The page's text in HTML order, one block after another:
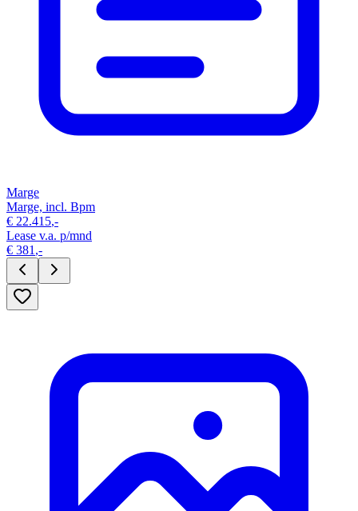
Marge
Marge, incl. Bpm
€ 22.415,-
Lease v.a. p/mnd
€ 381 ,-